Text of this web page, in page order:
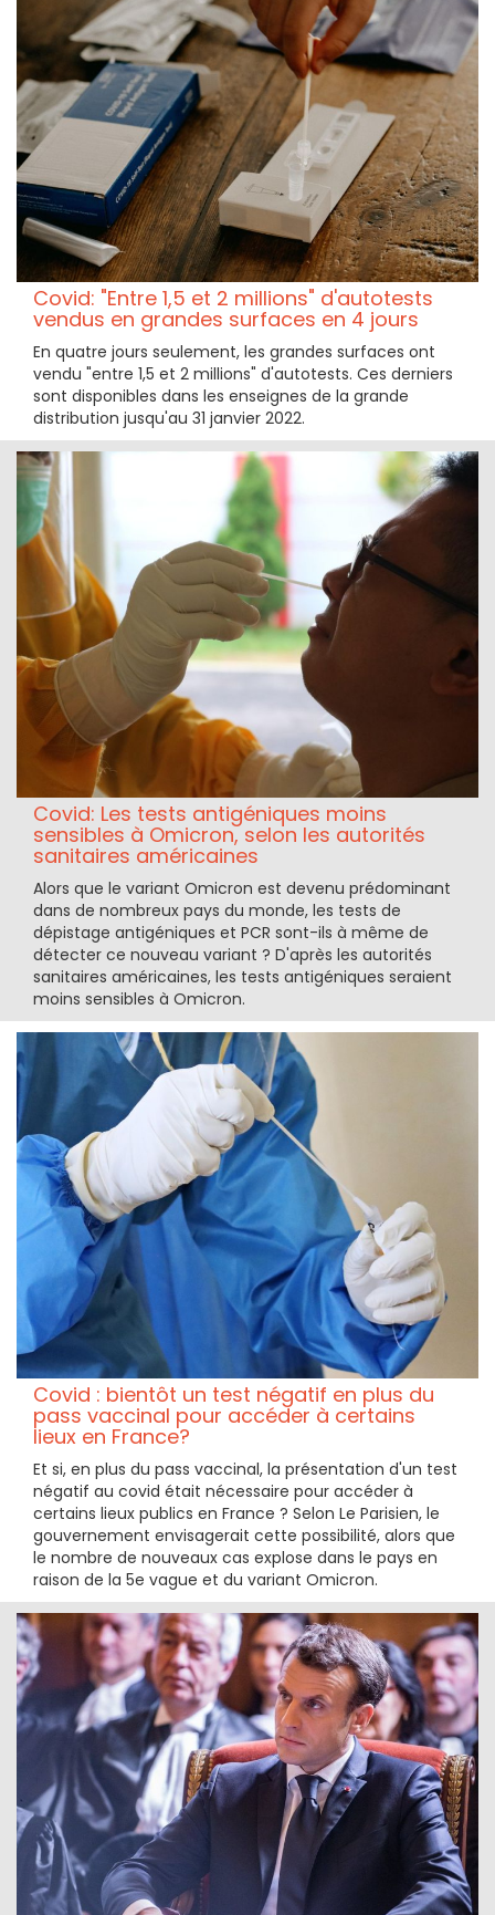
Covid: "Entre 1,5 et 2 millions" d'autotests
vendus en grandes surfaces en 4 jours
En quatre jours seulement, les grandes surfaces ont
vendu "entre 1,5 et 2 millions" d'autotests. Ces derniers
sont disponibles dans les enseignes de la grande
distribution jusqu'au 31 janvier 2022.
Covid: Les tests antigéniques moins
sensibles à Omicron, selon les autorités
sanitaires américaines
Alors que le variant Omicron est devenu prédominant
dans de nombreux pays du monde, les tests de
dépistage antigéniques et PCR sont-ils à même de
détecter ce nouveau variant ? D'après les autorités
sanitaires américaines, les tests antigéniques seraient
moins sensibles à Omicron.
Covid : bientôt un test négatif en plus du
pass vaccinal pour accéder à certains
lieux en France?
Et si, en plus du pass vaccinal, la présentation d'un test
négatif au covid était nécessaire pour accéder à
certains lieux publics en France ? Selon Le Parisien, le
gouvernement envisagerait cette possibilité, alors que
le nombre de nouveaux cas explose dans le pays en
raison de la 5e vague et du variant Omicron.